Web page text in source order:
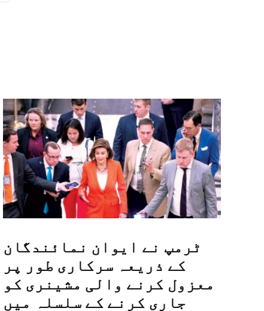
ٹرمپ نے ایوان نمائندگان
کے ذریعہ سرکاری طور پر
معزول کرنے والی مشینری کو
جاری کرنے کے سلسلہ میں